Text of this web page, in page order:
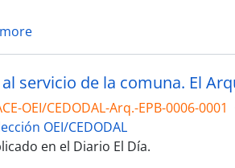
servicio de la comuna. El
OEI/CEDODAL-Arq.-EPB-0006-0001
OEI/CEDODAL
en el Diario El Día.